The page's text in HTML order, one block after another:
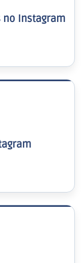
no Instagram